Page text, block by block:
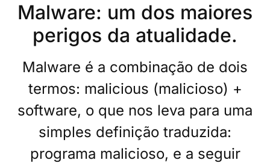
Malware: um dos maiores
perigos da atualidade.
Malware é a combinação de dois
termos: malicious (malicioso) +
software, o que nos leva para uma
simples definição traduzida:
programa malicioso, e a seguir